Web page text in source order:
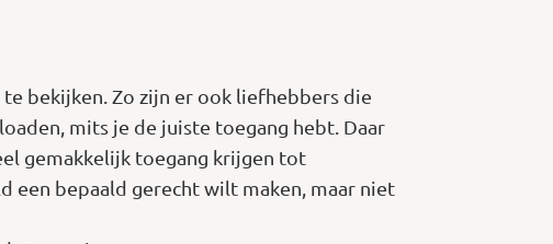
bekijken. Zo zijn er ook liefhebbers die
mits je de juiste toegang hebt. Daar
gemakkelijk toegang krijgen tot
een bepaald gerecht wilt maken, maar niet